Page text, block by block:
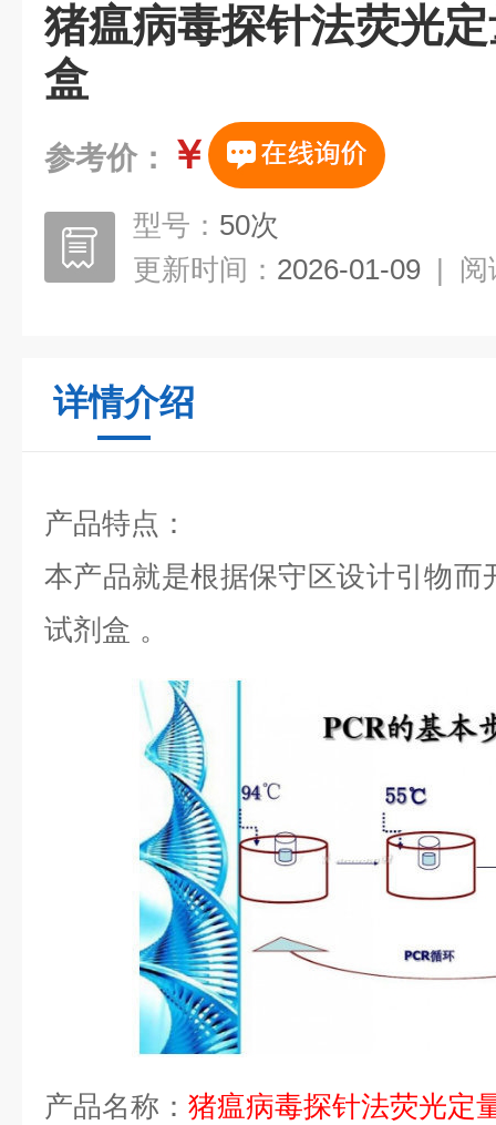
猪瘟病毒探针法荧光
盒
参考价： ￥
型号： 50次
更新时间： 2026-01-09 | 阅
详情介绍
产品特点：
本产品就是根据保守区设计引物而
试剂盒 。
产品名称： 猪瘟病毒探针法荧光定